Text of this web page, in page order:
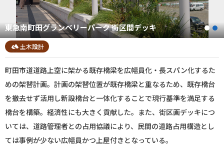
東急南町田グランベリーパーク 街区間デッキ 1
土木設計
町田市道道路上空に架かる既存橋梁を広幅員化・長スパン化するた
めの架替計画。計画の架替位置が既存橋梁と重なるため、既存橋台
を撤去せず活用し新設橋台と一体化することで現行基準を満足する
橋台を構築。経済性にも大きく貢献した。また、街区画デッキにつ
いては、道路管理者との占用協議により、民間の道路占用構造とし
ては事例が少ない広幅員かつ上屋付きとなっている。